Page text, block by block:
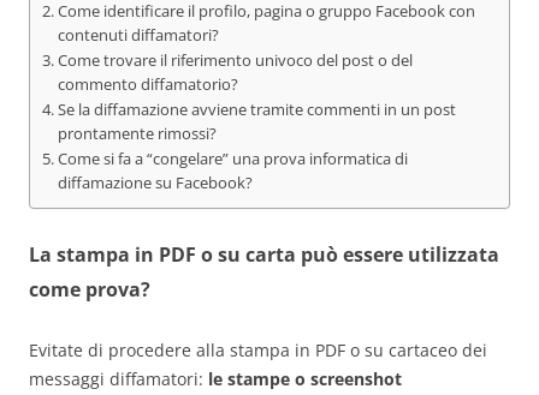
Come identificare il profilo, pagina o gruppo Facebook con
contenuti diffamatori?
Come trovare il riferimento univoco del post o del
commento diffamatorio?
Se la diffamazione avviene tramite commenti in un post
prontamente rimossi?
Come si fa a “congelare” una prova informatica di
diffamazione su Facebook?
La stampa in PDF o su carta può essere utilizzata
come prova?
Evitate di procedere alla stampa in PDF o su cartaceo dei
messaggi diffamatori: le stampe o screenshot